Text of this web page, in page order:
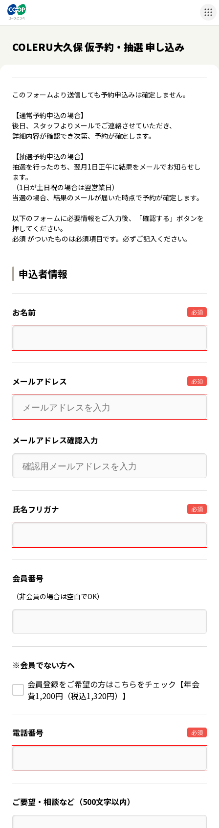
COLERU大久保 仮予約・抽選 申し込み
このフォームより送信しても予約申込みは確定しません。
【通常予約申込の場合】
後日、スタッフよりメールでご連絡させていただき、
詳細内容が確認でき次第、予約が確定します。
【抽選予約申込の場合】
抽選を行ったのち、翌月1日正午に結果をメールでお知らせし
ます。
（1日が土日祝の場合は翌営業日）
当選の場合、結果のメールが届いた時点で予約が確定します。
以下のフォームに必要情報をご入力後、「確認する」ボタンを
押してください。
必須 がついたものは必須項目です。必ずご記入ください。
申込者情報
お名前 必須
メールアドレス 必須
メールアドレス確認入力
氏名フリガナ 必須
会員番号
（非会員の場合は空白でOK）
※会員でない方へ
会員登録をご希望の方はこちらをチェック【年会
費1,200円（税込1,320円）】
電話番号 必須
ご要望・相談など（500文字以内）